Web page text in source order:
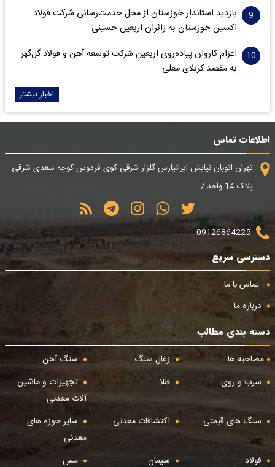
بازدید استاندار خوزستان از محل خدمت‌رسانی شرکت فولاد
اکسین خوزستان به زائران اربعین حسینی
اعزام کاروان پیاده‌روی اربعینِ شرکت توسعه آهن و فولاد گل‌گهر
به مقصد کربلای معلی
اخبار بیشتر
اطلاعات تماس
تهران-اتوبان نیایش-ایرانپارس-گلزار شرقی-کوی فردوس-کوچه سعدی شرقی-
پلاک 14 واحد 7
09126864225
دسترسی سریع
تماس با ما
درباره ما
دسته بندی مطالب
مصاحبه ها
زغال سنگ
سنگ آهن
سرب و روی
طلا
تجهیزات و ماشین
آلات معدنی
سنگ های قیمتی
اکتشافات معدنی
سایر حوزه های
معدنی
فولاد
سیمان مس